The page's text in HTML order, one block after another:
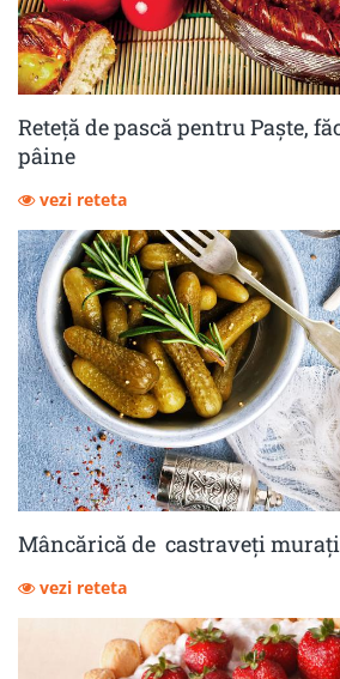
Reteță de pască pentru Paște,
pâine
vezi reteta
Mâncărică de castraveţi
vezi reteta